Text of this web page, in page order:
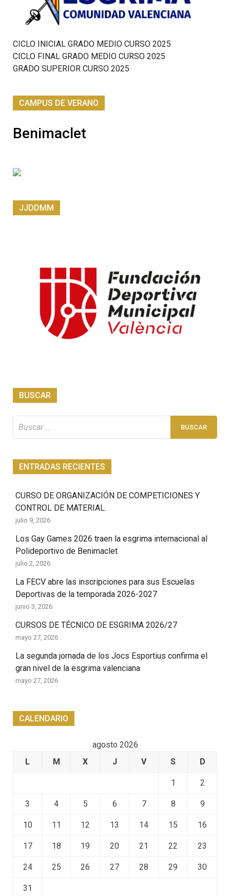
CICLO INICIAL GRADO MEDIO CURSO 2025
CICLO FINAL GRADO MEDIO CURSO 2025
GRADO SUPERIOR CURSO 2025
CAMPUS DE VERANO
Benimaclet
JJDDMM
BUSCAR
ENTRADAS RECIENTES
CURSO DE ORGANIZACIÓN DE COMPETICIONES Y
CONTROL DE MATERIAL.
julio 9, 2026
Los Gay Games 2026 traen la esgrima internacional al
Polideportivo de Benimaclet
julio 2, 2026
La FECV abre las inscripciones para sus Escuelas
Deportivas de la temporada 2026-2027
junio 3, 2026
CURSOS DE TÉCNICO DE ESGRIMA 2026/27
mayo 27, 2026
La segunda jornada de los Jocs Esportius confirma el
gran nivel de la esgrima valenciana
mayo 27, 2026
CALENDARIO
agosto 2026
L
M X J V S D
1 2
3 4 5 6 7 8 9
10 11 12 13 14 15 16
17 18 19 20 21 22 23
24 25 26 27 28 29 30
31